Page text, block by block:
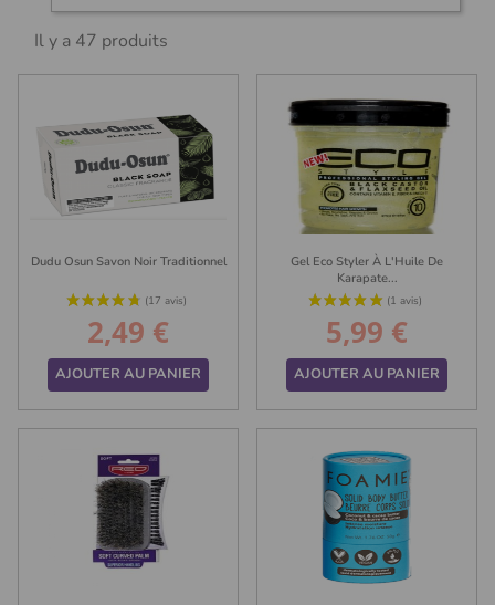
Il y a 47 produits
Dudu Osun Savon Noir Traditionnel
Prix
2,49 €
AJOUTER AU PANIER
Gel Eco Styler À L'Huile De
Karapate...
Prix
5,99 €
AJOUTER AU PANIER